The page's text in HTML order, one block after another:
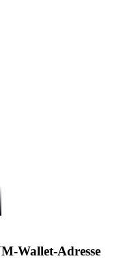
Wallet-Adresse